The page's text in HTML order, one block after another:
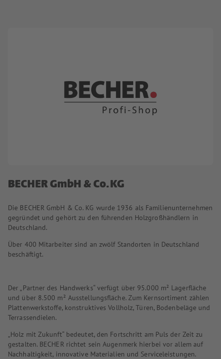
BECHER GmbH & Co. KG
Die BECHER GmbH & Co. KG wurde 1936 als Familienunternehmen
gegründet und gehört zu den führenden Holzgroßhändlern in
Deutschland.
Über 400 Mitarbeiter sind an zwölf Standorten in Deutschland
beschäftigt.
Der „Partner des Handwerks“ verfügt über 95.000 m² Lagerfläche
und über 8.500 m² Ausstellungsfläche. Zum Kernsortiment zählen
Plattenwerkstoffe, konstruktives Vollholz, Türen, Bodenbeläge und
Terrassendielen.
„Holz mit Zukunft“ bedeutet, den Fortschritt am Puls der Zeit zu
gestalten. BECHER richtet sein Augenmerk hierbei vor allem auf
Nachhaltigkeit, innovative Materialien und Serviceleistungen.